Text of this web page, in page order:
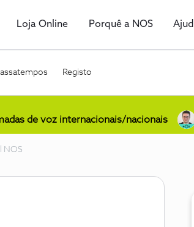
Loja Online Porquê a NOS
Registo
de voz internacionais/nacionais
NOS